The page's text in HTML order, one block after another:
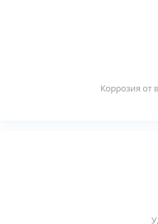
Коррозия от